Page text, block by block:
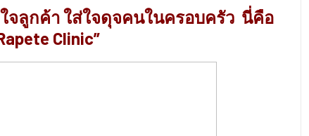
จลูกค้า ใส่ใจดุจคนในครอบครัว นี่คือ
Clinic”